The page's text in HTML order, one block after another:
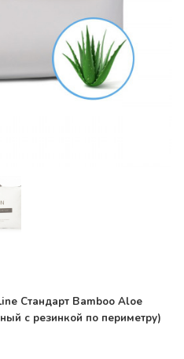
Стандарт Bamboo Aloe
с резинкой по периметру)